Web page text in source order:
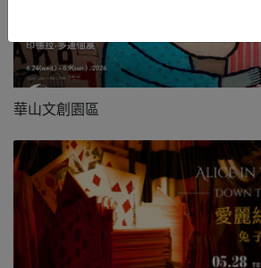
華山文創園區